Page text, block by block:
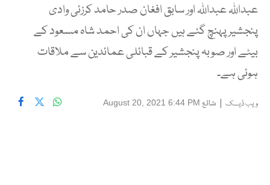
عبداللہ عبداللہ اور سابق افغان صدر حامد کرزئی وادی
پنجشیر پہنچ گئے ہیں جہاں ان کی احمد شاہ مسعود کے
بیٹے اور صوبہ پنجشیر کے قبائلی عمائدین سے ملاقات
ہوئی ہے۔
ویب ڈیسک | شائع August 20, 2021 6:44 PM